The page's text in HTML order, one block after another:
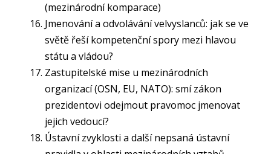
(mezinárodní komparace)
Jmenování a odvolávání velvyslanců: jak se ve
světě řeší kompetenční spory mezi hlavou
státu a vládou?
Zastupitelské mise u mezinárodních
organizací (OSN, EU, NATO): smí zákon
prezidentovi odejmout pravomoc jmenovat
jejich vedoucí?
Ústavní zvyklosti a další nepsaná ústavní